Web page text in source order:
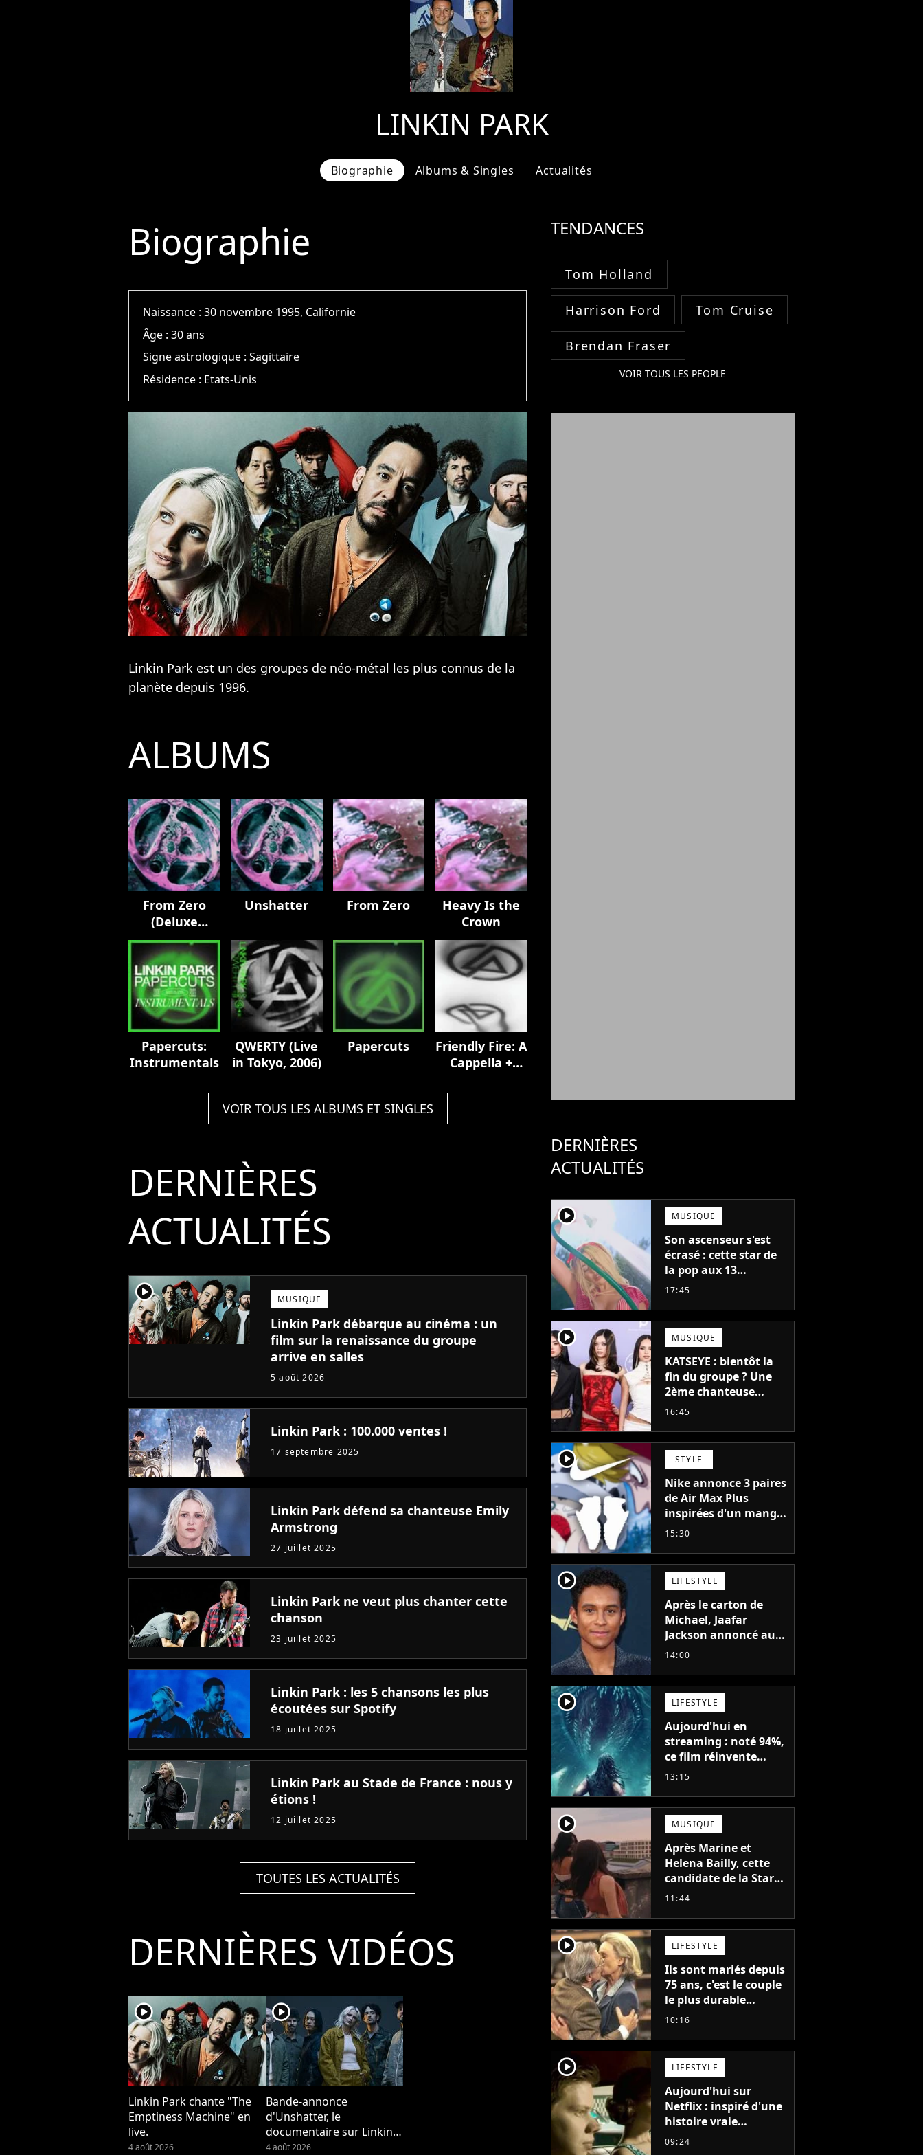
LINKIN PARK
Biographie Albums & Singles Actualités
Biographie
Naissance :30 novembre 1995, Californie
Âge :30 ans
Signe astrologique :Sagittaire
Résidence : Etats-Unis
Linkin Park est un des groupes de néo-métal les plus connus de la
planète depuis 1996.
ALBUMS
From Zero
(Deluxe
Edition)
Unshatter From Zero
Heavy Is the
Crown
Papercuts:
Instrumentals
QWERTY (Live
in Tokyo, 2006)
Papercuts
Friendly Fire: A
Cappella +
VOIR TOUS LES ALBUMS ET SINGLES
DERNIÈRES
ACTUALITÉS
player2 MUSIQUE
Linkin Park débarque au cinéma : un
film sur la renaissance du groupe
arrive en salles
5 août 2026
Linkin Park : 100.000 ventes !
17 septembre 2025
Linkin Park défend sa chanteuse Emily
Armstrong
27 juillet 2025
Linkin Park ne veut plus chanter cette
chanson
23 juillet 2025
Linkin Park : les 5 chansons les plus
écoutées sur Spotify
18 juillet 2025
Linkin Park au Stade de France : nous y
étions !
12 juillet 2025
TOUTES LES ACTUALITÉS
DERNIÈRES VIDÉOS
player2
Linkin Park chante "The
Emptiness Machine" en
live.
4 août 2026
player2
Bande-annonce
d'Unshatter, le
documentaire sur Linkin
Park
4 août 2026
TENDANCES
Tom Holland
Harrison Ford Tom Cruise
Brendan Fraser
VOIR TOUS LES PEOPLE
DERNIÈRES
ACTUALITÉS
player2 MUSIQUE
Son ascenseur s'est
écrasé : cette star de
la pop aux 13
milliards d'écoutes à
pensais ne plus
jamais chanter"
17:45
player2 MUSIQUE
KATSEYE : bientôt la
fin du groupe ? Une
2ème chanteuse
s'éloigne en 6 mois,
décision n’a pas été
facile"
16:45
player2 STYLE
Nike annonce 3 paires
de Air Max Plus
inspirées d'un manga
culte de 1190
tomes
15:30
player2 LIFESTYLE
Après le carton de
Michael, Jaafar
Jackson annoncé au
casting d'un film
Smith
14:00
player2 LIFESTYLE
Aujourd'hui en
streaming : noté 94%,
ce film réinvente
complètement cette
fiction vieille de 40
ans
13:15
player2 MUSIQUE
Après Marine et
Helena Bailly, cette
candidate de la Star
Academy adorée du
premier album, "C'est
tellement puissant"
11:44
player2 LIFESTYLE
Ils sont mariés depuis
75 ans, c'est le couple
le plus durable
d'Hollywood : "Nous
après jour, et les jours
se sont transformés
en décennies"
10:16
player2 LIFESTYLE
Aujourd'hui sur
Netflix : inspiré d'une
histoire vraie
glaçante, c'est l'un
09:24